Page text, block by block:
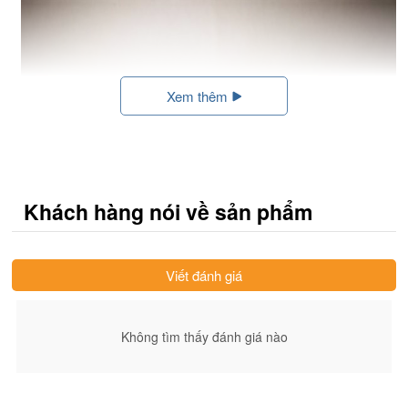
Xem thêm
Khách hàng nói về sản phẩm
Viết đánh giá
Không tìm thấy đánh giá nào